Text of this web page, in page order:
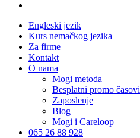
Engleski jezik
Kurs nemačkog jezika
Za firme
Kontakt
O nama
Mogi metoda
Besplatni promo časovi
Zaposlenje
Blog
Mogi i Careloop
065 26 88 928